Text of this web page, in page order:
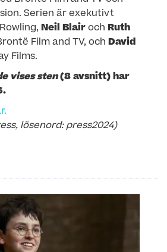
Serien är exekutivt
Neil Blair och Ruth
Film and TV, och David
Films.
vises sten(8 avsnitt) har
lösenord: press2024)